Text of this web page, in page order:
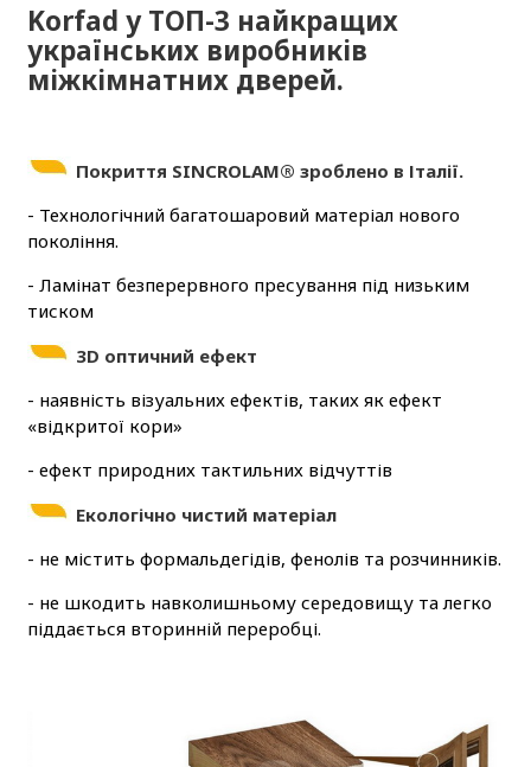
Korfad у ТОП-3 найкращих
українських виробників
міжкімнатних дверей.
Покриття SINCROLAM® зроблено в Італії.
- Технологічний багатошаровий матеріал нового
покоління.
- Ламінат безперервного пресування під низьким
тиском
3D оптичний ефект
- наявність візуальних ефектів, таких як ефект
«відкритої кори»
- ефект природних тактильних відчуттів
Екологічно чистий матеріал
- не містить формальдегідів, фенолів та розчинників.
- не шкодить навколишньому середовищу та легко
піддається вторинній переробці.